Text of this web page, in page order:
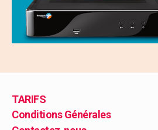
TARIFS
Conditions Générales